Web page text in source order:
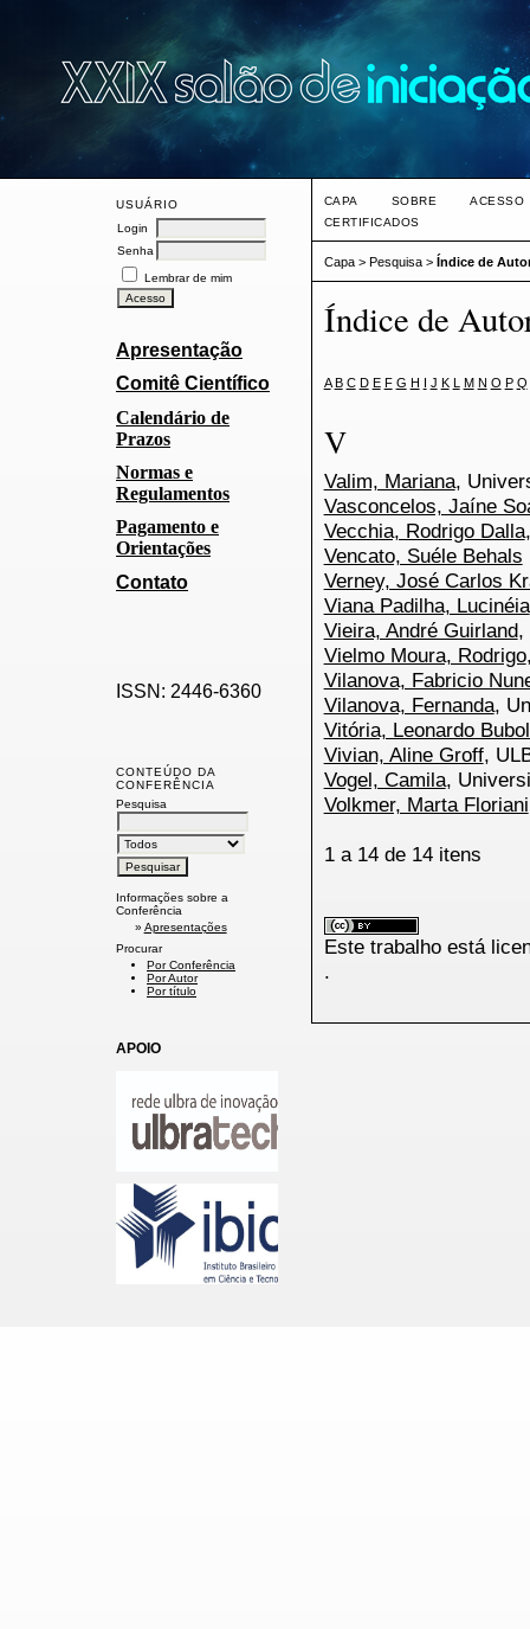
USUÁRIO
Login
Senha
Lembrar de mim
Apresentação
Comitê Científico
Calendário de
Prazos
Normas e
Regulamentos
Pagamento e
Orientações
Contato
ISSN: 2446-6360
CONTEÚDO DA
CONFERÊNCIA
Pesquisa
Informações sobre a
Conferência
» Apresentações
Procurar
Por Conferência
Por Autor
Por título
APOIO
CAPA SOBRE
ACESSO
CERTIFICADOS
Capa> Pesquisa> Índice de
Índice de
A B C D E F G H I J K L M N O P Q
V
Valim, Mariana,
Vasconcelos, Jaíne
Vecchia, Rodrigo Dalla
Vencato, Suéle Behals
Verney, José Carlos
Viana Padilha, Lucinéia
Vieira, André Guirland,
Vielmo Moura, Rodrigo
Vilanova, Fabricio
Vilanova, Fernanda,
Vitória, Leonardo
Vivian, Aline Groff,
Vogel, Camila,
Volkmer, Marta Floriani
1 a 14 de 14 itens
Este trabalho está
.